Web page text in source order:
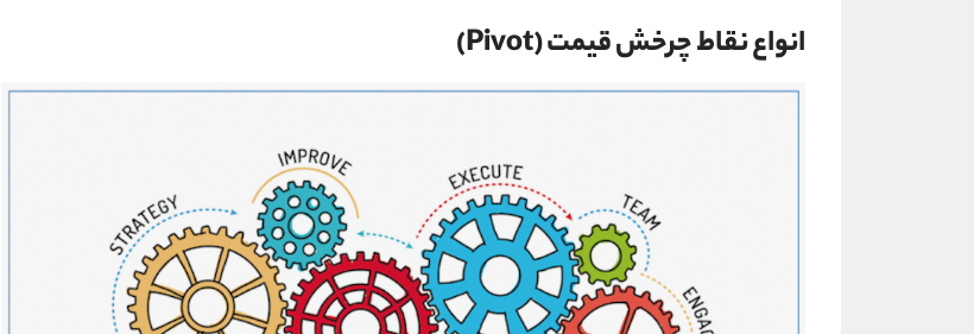
انواع نقاط چرخش قیمت (Pivot)